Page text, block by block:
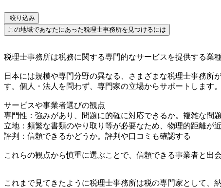
絞り込み
この地域であなたにあった税理士事務所を見つけるには
税理士事務所は税務に関する専門的なサービスを提供する業
日本には規模や専門分野の異なる、さまざまな税理士事務
す。個人・法人を問わず、専門家の立場からサポートします。
サービスや事業者選びの観点
専門性：強みがあり、問題に的確に対応できるか。複雑な問
立地：頻繁な書類のやり取り等が必要なため、物理的距離が
評判：信頼できるかどうか。評判や口コミも確認する
これらの観点から慎重に選ぶことで、信頼できる事業者と出
これまで見てきたように税理士事務所は税の専門家として、